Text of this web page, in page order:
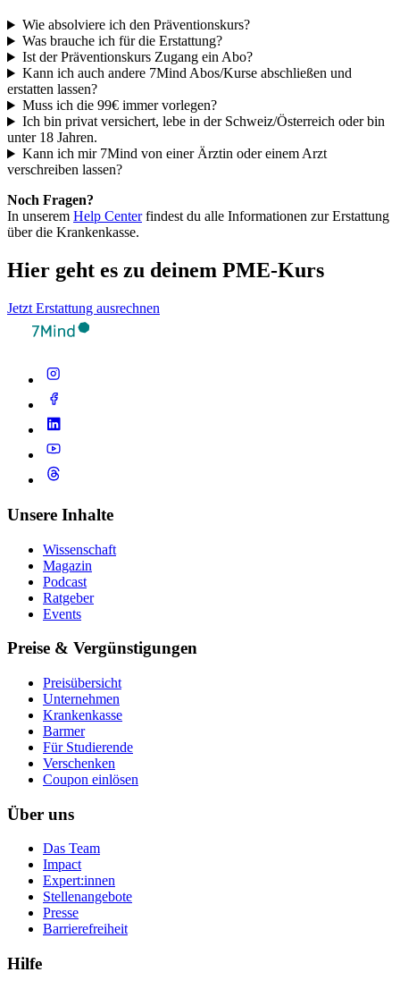
Wie absolviere ich den Präventionskurs?
Was brauche ich für die Erstattung?
Ist der Präventionskurs Zugang ein Abo?
Kann ich auch andere 7Mind Abos/Kurse abschließen und
erstatten lassen?
Muss ich die 99€ immer vorlegen?
Ich bin privat versichert, lebe in der Schweiz/Österreich oder bin
unter 18 Jahren.
Kann ich mir 7Mind von einer Ärztin oder einem Arzt
verschreiben lassen?
Noch Fragen?
In unserem Help Centerfindest du alle Informationen zur Erstattung
über die Krankenkasse.
Hier geht es zu deinem PME-Kurs
Jetzt Erstattung ausrechnen
Unsere Inhalte
Wissenschaft
Magazin
Podcast
Ratgeber
Events
Preise & Vergünstigungen
Preisübersicht
Unternehmen
Krankenkasse
Barmer
Für Studierende
Ver­schen­ken
Coupon einlösen
Über uns
Das Team
Impact
Expert:innen
Stellenangebote
Presse
Barrierefreiheit
Hilfe